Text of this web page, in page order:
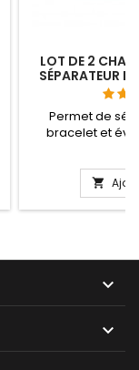
LOT DE 2
SÉPARATEUR
Permet de
bracelet et
Gnoce et les
site idéal pour
anniversaire,


